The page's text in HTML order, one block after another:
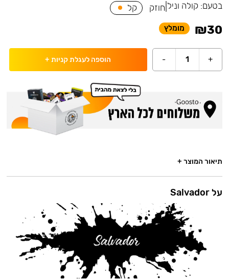
בטעם: קולה וניל חוזק קל
₪30 מומלץ
+
1
- הוספה לעגלת קניות +
תיאור המוצר +
על Salvador